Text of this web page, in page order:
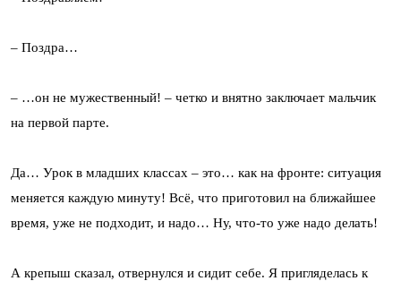
– Поздра…
– …он не мужественный! – четко и внятно заключает мальчик
на первой парте.
Да… Урок в младших классах – это… как на фронте: ситуация
меняется каждую минуту! Всё, что приготовил на ближайшее
время, уже не подходит, и надо… Ну, что-то уже надо делать!
А крепыш сказал, отвернулся и сидит себе. Я пригляделась к